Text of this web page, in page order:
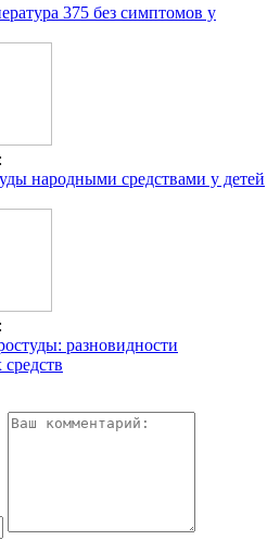
375 без симптомов у
народными средствами у детей
разновидности